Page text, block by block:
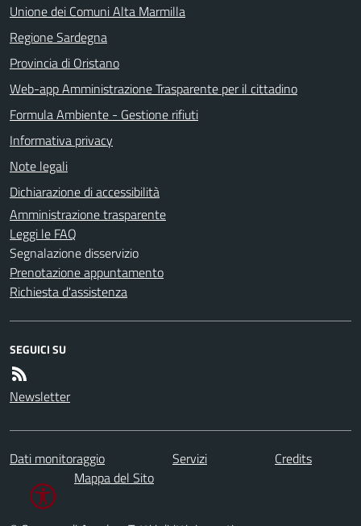
Unione dei Comuni Alta Marmilla
Regione Sardegna
Provincia di Oristano
Web-app Amministrazione Trasparente per il cittadino
Formula Ambiente - Gestione rifiuti
Informativa privacy
Note legali
Dichiarazione di accessibilità
Amministrazione trasparente
Leggi le FAQ
Segnalazione disservizio
Prenotazione appuntamento
Richiesta d'assistenza
SEGUICI SU
Newsletter
Dati monitoraggio Servizi
Credits
Mappa del Sito